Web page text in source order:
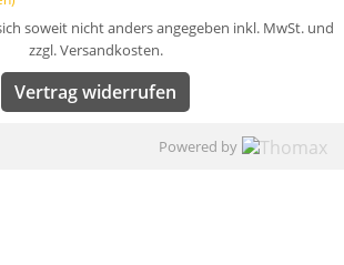
soweit nicht anders angegeben inkl. MwSt. und
zzgl. Versandkosten.
Vertrag widerrufen
Powered by